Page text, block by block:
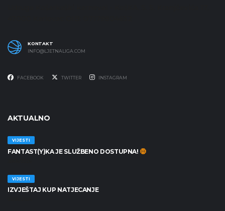
KONTAKT
INFO@LJETNALIGA.COM
FACEBOOK TWITTER INSTAGRAM
AKTUALNO
VIJESTI
FANTAST(Y)KA JE SLUŽBENO DOSTUPNA!
VIJESTI
IZVJEŠTAJ KUP NATJECANJE